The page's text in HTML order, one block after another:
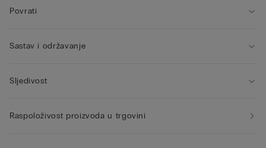
Povrati
Sastav i održavanje
Sljedivost
Raspoloživost proizvoda u trgovini